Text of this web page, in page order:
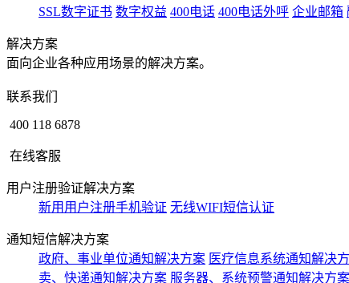
SSL数字证书 数字权益 400电话 400电话外呼 企业邮箱
解决方案
面向企业各种应用场景的解决方案。
联系我们
400 118 6878
在线客服
用户注册验证解决方案
新用用户注册手机验证 无线WIFI短信认证
通知短信解决方案
政府、事业单位通知解决方案 医疗信息系统通知解决
卖、快递通知解决方案 服务器、系统预警通知解决方案